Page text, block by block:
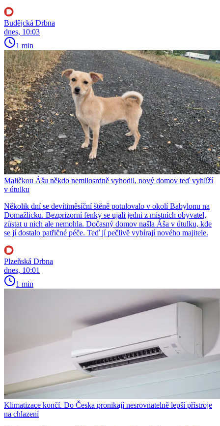
Budějcká Drbna
dnes, 10:03
1 min
Maličkou Ášu někdo nemilosrdně vyhodil, nový domov teď vyhlíží
v útulku
Několik dní se devítiměsíční štěně potulovalo v okolí Babylonu na
Domažlicku. Bezprizorní fenky se ujali jedni z místních obyvatel,
zůstat u nich ale nemohla. Dočasný domov našla Áša v útulku, kde
se jí dostalo patřičné péče. Teď jí pečlivě vybírají nového majitele.
Plzeňská Drbna
dnes, 10:01
1 min
Klimatizace končí. Do Česka pronikají nesrovnatelně lepší přístroje
na chlazení